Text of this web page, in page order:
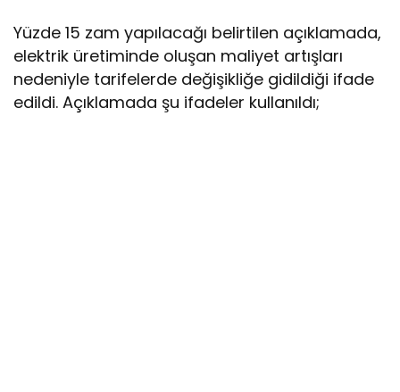
Yüzde 15 zam yapılacağı belirtilen açıklamada,
elektrik üretiminde oluşan maliyet artışları
nedeniyle tarifelerde değişikliğe gidildiği ifade
edildi. Açıklamada şu ifadeler kullanıldı;